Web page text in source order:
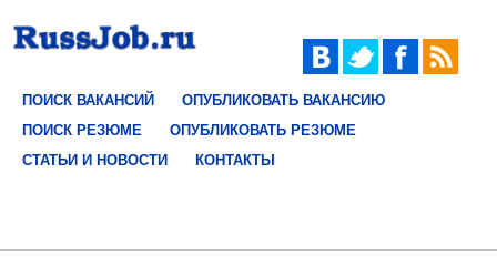
ПОИСК ВАКАНСИЙ
ОПУБЛИКОВАТЬ ВАКАНСИЮ
ПОИСК РЕЗЮМЕ
ОПУБЛИКОВАТЬ РЕЗЮМЕ
СТАТЬИ И НОВОСТИ
КОНТАКТЫ